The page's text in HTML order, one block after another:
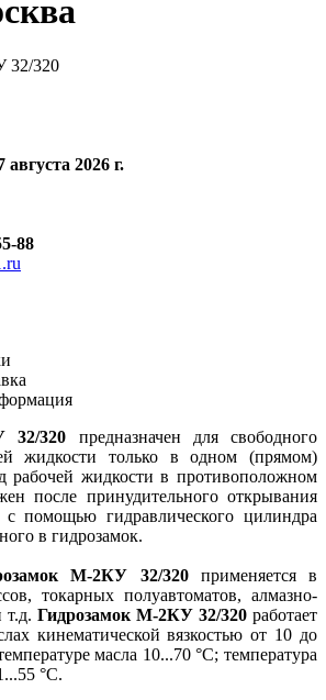
августа 2026 г.
88
32/320 предназначен для свободного
жидкости только в одном (прямом)
рабочей жидкости в противоположном
после принудительного открывания
с помощью гидравлического цилиндра
в гидрозамок.
М-2КУ 32/320применяется в
токарных полуавтоматов, алмазно-
т.д. Гидрозамок М-2КУ 32/320 работает
кинематической вязкостью от 10 до
масла 10...70 °С; температура
°С.